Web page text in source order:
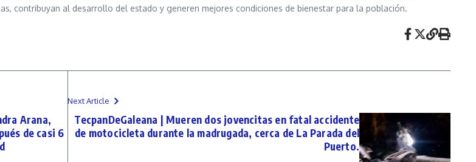
contribuyan al desarrollo del estado y generen mejores condiciones de bienestar para la población.
Arana,
de casi 6
Next Article
TecpanDeGaleana | Mueren dos jovencitas en fatal accidente
de motocicleta durante la madrugada, cerca de La Parada del
Puerto.